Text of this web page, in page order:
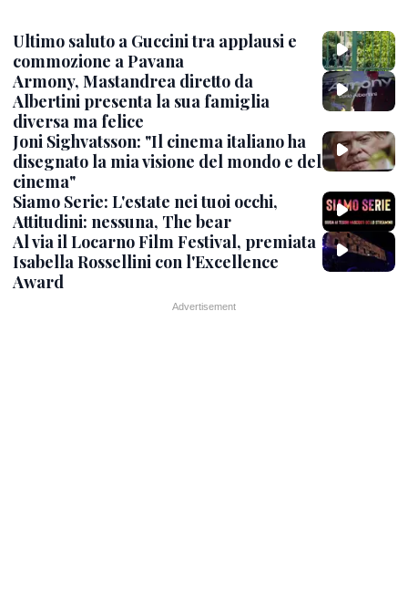
Ultimo saluto a Guccini tra applausi e
commozione a Pavana
Armony, Mastandrea diretto da
Albertini presenta la sua famiglia
diversa ma felice
Joni Sighvatsson: "Il cinema italiano ha
disegnato la mia visione del mondo e del
cinema"
Siamo Serie: L'estate nei tuoi occhi,
Attitudini: nessuna, The bear
Al via il Locarno Film Festival, premiata
Isabella Rossellini con l'Excellence
Award